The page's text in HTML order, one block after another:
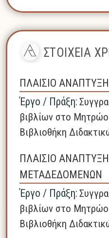
ΣΤΟΙΧΕΙΑ
ΠΛΑΙΣΙΟ
Έργο / Πράξη:
βιβλίων στο Μητρώο
Βιβλιοθήκη
ΠΛΑΙΣΙΟ
ΜΕΤΑΔΕΔΟΜΕΝΩΝ
Έργο / Πράξη:
βιβλίων στο Μητρώο
Βιβλιοθήκη